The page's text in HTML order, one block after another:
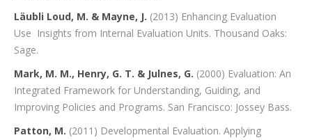
Läubli Loud, M. & Mayne, J. (2013) Enhancing Evaluation
Use Insights from Internal Evaluation Units. Thousand Oaks:
Sage.
Mark, M. M., Henry, G. T. & Julnes, G. (2000) Evaluation: An
Integrated Framework for Understanding, Guiding, and
Improving Policies and Programs. San Francisco: Jossey Bass.
Patton, M. (2011) Developmental Evaluation. Applying